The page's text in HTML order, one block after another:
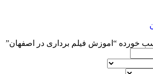
خورده “اموزش فیلم برداری در اصفهان”